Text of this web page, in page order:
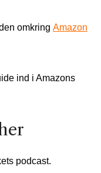
omkring Amazon
ind i Amazons
podcast.